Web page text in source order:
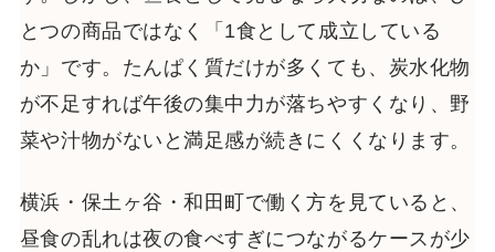
とつの商品ではなく「1食として成立している
か」です。たんぱく質だけが多くても、炭水化物
が不足すれば午後の集中力が落ちやすくなり、野
菜や汁物がないと満足感が続きにくくなります。
横浜・保土ヶ谷・和田町で働く方を見ていると、
昼食の乱れは夜の食べすぎにつながるケースが少